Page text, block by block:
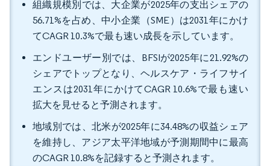
組織規模別では、大企業が2025年の支出シェアの
56.71%を占め、中小企業（SME）は2031年にかけ
てCAGR 10.3%で最も速い成長を示しています。
エンドユーザー別では、BFSIが2025年に21.92%の
シェアでトップとなり、ヘルスケア・ライフサイ
エンスは2031年にかけてCAGR 10.6%で最も速い
拡大を見せると予測されます。
地域別では、北米が2025年に34.48%の収益シェア
を維持し、アジア太平洋地域が予測期間中に最高
のCAGR 10.8%を記録すると予測されます。